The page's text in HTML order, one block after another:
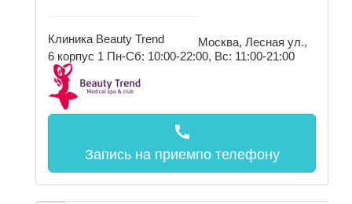
Клиника Beauty Trend
Москва, Лесная ул.,
6 корпус 1 Пн-Сб: 10:00-22:00, Вс: 11:00-21:00
call
Запись на приемпо телефону